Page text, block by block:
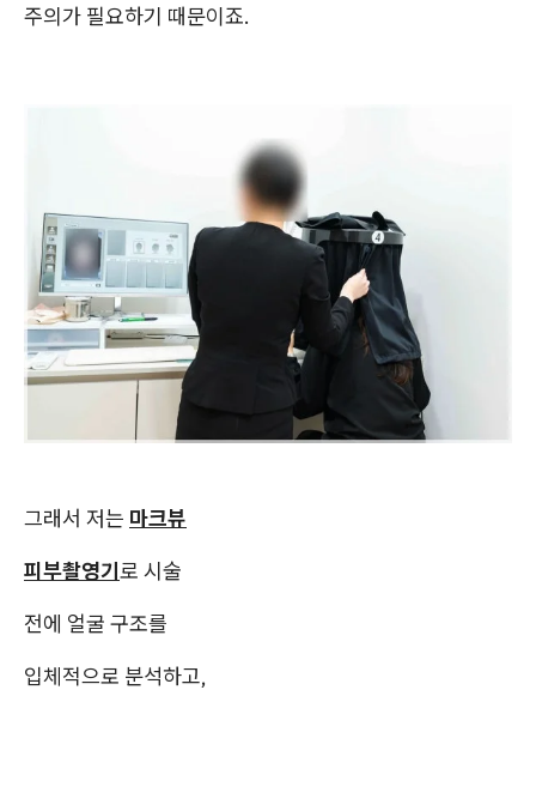
주의가 필요하기 때문이죠.
그래서 저는 마크뷰
피부촬영기로 시술
전에 얼굴 구조를
입체적으로 분석하고,